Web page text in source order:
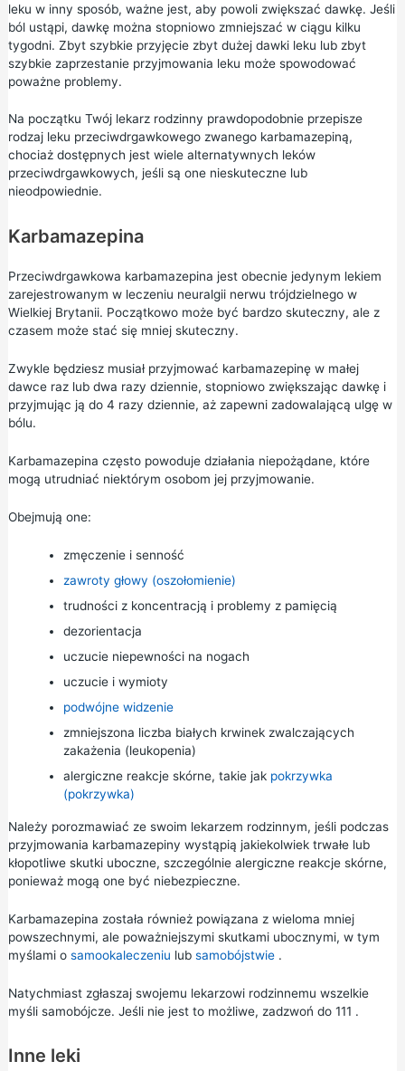
leku w inny sposób, ważne jest, aby powoli zwiększać dawkę. Jeśli
ból ustąpi, dawkę można stopniowo zmniejszać w ciągu kilku
tygodni. Zbyt szybkie przyjęcie zbyt dużej dawki leku lub zbyt
szybkie zaprzestanie przyjmowania leku może spowodować
poważne problemy.
Na początku Twój lekarz rodzinny prawdopodobnie przepisze
rodzaj leku przeciwdrgawkowego zwanego karbamazepiną,
chociaż dostępnych jest wiele alternatywnych leków
przeciwdrgawkowych, jeśli są one nieskuteczne lub
nieodpowiednie.
Karbamazepina
Przeciwdrgawkowa karbamazepina jest obecnie jedynym lekiem
zarejestrowanym w leczeniu neuralgii nerwu trójdzielnego w
Wielkiej Brytanii. Początkowo może być bardzo skuteczny, ale z
czasem może stać się mniej skuteczny.
Zwykle będziesz musiał przyjmować karbamazepinę w małej
dawce raz lub dwa razy dziennie, stopniowo zwiększając dawkę i
przyjmując ją do 4 razy dziennie, aż zapewni zadowalającą ulgę w
bólu.
Karbamazepina często powoduje działania niepożądane, które
mogą utrudniać niektórym osobom jej przyjmowanie.
Obejmują one:
zmęczenie i senność
zawroty głowy (oszołomienie)
trudności z koncentracją i problemy z pamięcią
dezorientacja
uczucie niepewności na nogach
uczucie i wymioty
podwójne widzenie
zmniejszona liczba białych krwinek zwalczających
zakażenia (leukopenia)
alergiczne reakcje skórne, takie jak pokrzywka
(pokrzywka)
Należy porozmawiać ze swoim lekarzem rodzinnym, jeśli podczas
przyjmowania karbamazepiny wystąpią jakiekolwiek trwałe lub
kłopotliwe skutki uboczne, szczególnie alergiczne reakcje skórne,
ponieważ mogą one być niebezpieczne.
Karbamazepina została również powiązana z wieloma mniej
powszechnymi, ale poważniejszymi skutkami ubocznymi, w tym
myślami o samookaleczeniu lub samobójstwie.
Natychmiast zgłaszaj swojemu lekarzowi rodzinnemu wszelkie
myśli samobójcze. Jeśli nie jest to możliwe, zadzwoń do 111 .
Inne leki